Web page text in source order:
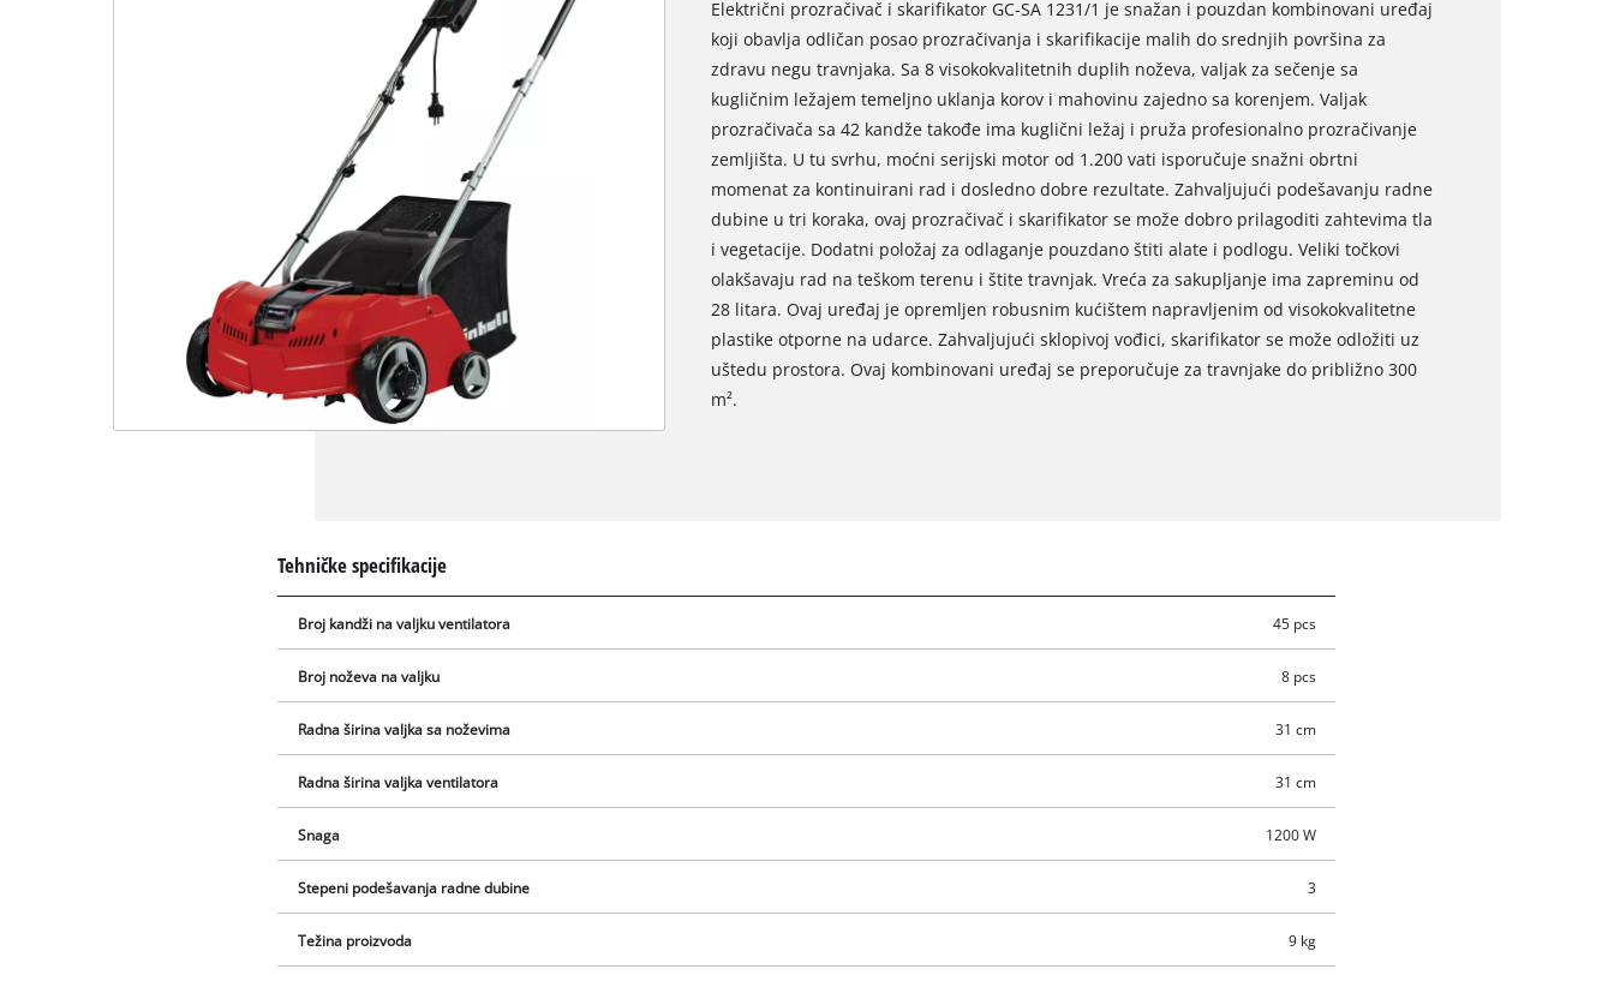
This content is not permitted to load due
visitor. The website owner needs to setup
to the list of technologies used.
Električni prozračivač i skarifikator GC-SA 1231/1 je snažan i pouzdan kombinovani uređaj
koji obavlja odličan posao prozračivanja i skarifikacije malih do srednjih površina za
zdravu negu travnjaka. Sa 8 visokokvalitetnih duplih noževa, valjak za sečenje sa
kugličnim ležajem temeljno uklanja korov i mahovinu zajedno sa korenjem. Valjak
prozračivača sa 42 kandže takođe ima kuglični ležaj i pruža profesionalno prozračivanje
zemljišta. U tu svrhu, moćni serijski motor od 1.200 vati isporučuje snažni obrtni
momenat za kontinuirani rad i dosledno dobre rezultate. Zahvaljujući podešavanju radne
dubine u tri koraka, ovaj prozračivač i skarifikator se može dobro prilagoditi zahtevima tla
i vegetacije. Dodatni položaj za odlaganje pouzdano štiti alate i podlogu. Veliki točkovi
olakšavaju rad na teškom terenu i štite travnjak. Vreća za sakupljanje ima zapreminu od
28 litara. Ovaj uređaj je opremljen robusnim kućištem napravljenim od visokokvalitetne
plastike otporne na udarce. Zahvaljujući sklopivoj vođici, skarifikator se može odložiti uz
uštedu prostora. Ovaj kombinovani uređaj se preporučuje za travnjake do približno 300
m².
Tehničke specifikacije
Broj kandži na valjku ventilatora 45 pcs
Broj noževa na valjku 8 pcs
Radna širina valjka sa noževima 31 cm
Radna širina valjka ventilatora 31 cm
Snaga 1200 W
Stepeni podešavanja radne dubine 3
Težina proizvoda 9 kg